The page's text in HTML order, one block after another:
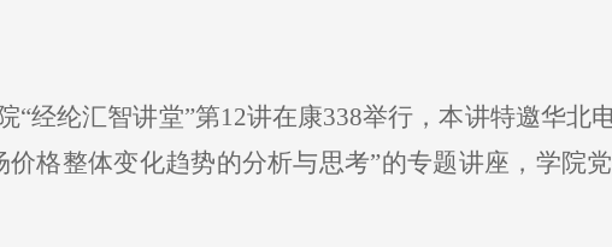
“经纶汇智讲堂”第12讲在康338举行，本讲特邀华北
价格整体变化趋势的分析与思考”的专题讲座，学院